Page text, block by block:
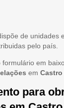
de unidades
pelo país.
formulário em
em Castro
para